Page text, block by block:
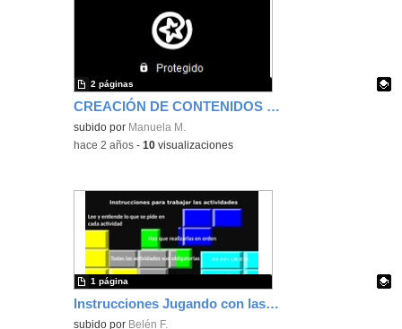
CREACIÓN DE CONTENIDOS KAHOOT
Contenido educativo.
subido por Manuela M.
2 páginas
-hace 2 años -10 visualizaciones
Instrucciones Jugando con las ecuaciones
Contenido educativo.
subido por Belén F.
1 página